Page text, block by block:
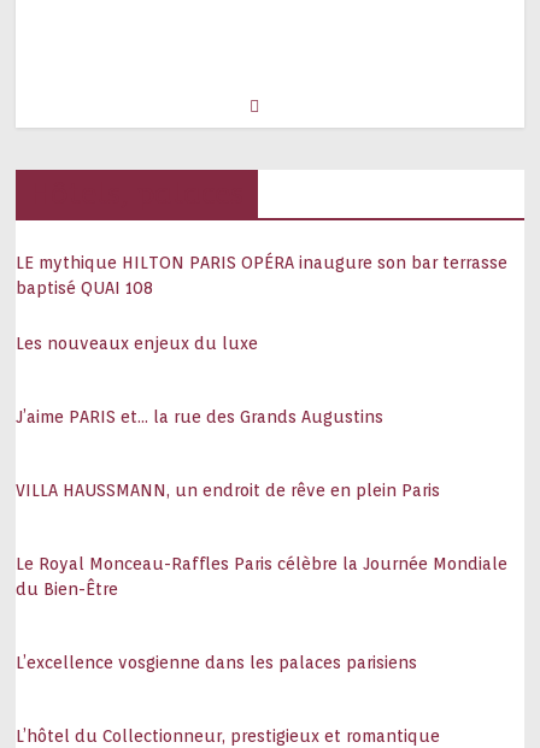
LE mythique HILTON PARIS OPÉRA inaugure son bar terrasse
baptisé QUAI 108
Les nouveaux enjeux du luxe
J’aime PARIS et… la rue des Grands Augustins
VILLA HAUSSMANN, un endroit de rêve en plein Paris
Le Royal Monceau-Raffles Paris célèbre la Journée Mondiale
du Bien-Être
L’excellence vosgienne dans les palaces parisiens
L’hôtel du Collectionneur, prestigieux et romantique